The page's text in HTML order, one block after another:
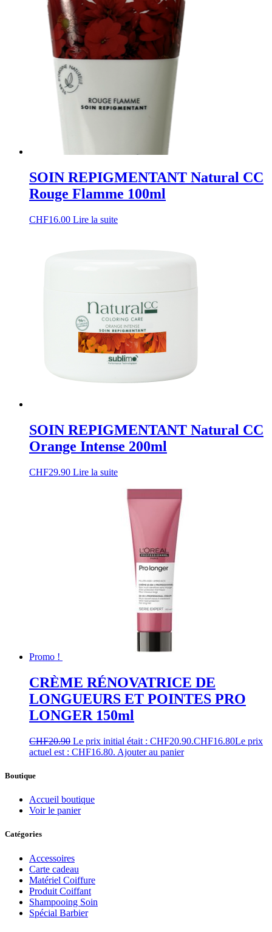
SOIN REPIGMENTANT Natural CC
Rouge Flamme 100ml
CHF16.00 Lire la suite
SOIN REPIGMENTANT Natural CC
Orange Intense 200ml
CHF29.90 Lire la suite
Promo !
CRÈME RÉNOVATRICE DE
LONGUEURS ET POINTES PRO
LONGER 150ml
CHF20.90 Le prix initial était : CHF20.90.CHF16.80Le prix
actuel est : CHF16.80. Ajouter au panier
Boutique
Accueil boutique
Voir le panier
Catégories
Accessoires
Carte cadeau
Matériel Coiffure
Produit Coiffant
Shampooing Soin
Spécial Barbier